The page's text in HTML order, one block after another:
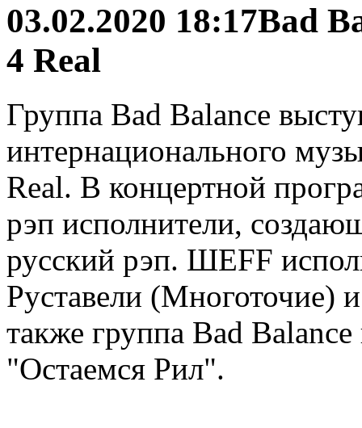
03.02.2020 18:17Bad
4 Real
Группа Bad Balance
интернационального
Real. В концертной
рэп исполнители,
русский рэп. ШЕFF
Руставели (Многоточие)
также группа Bad
"Остаемся Рил".